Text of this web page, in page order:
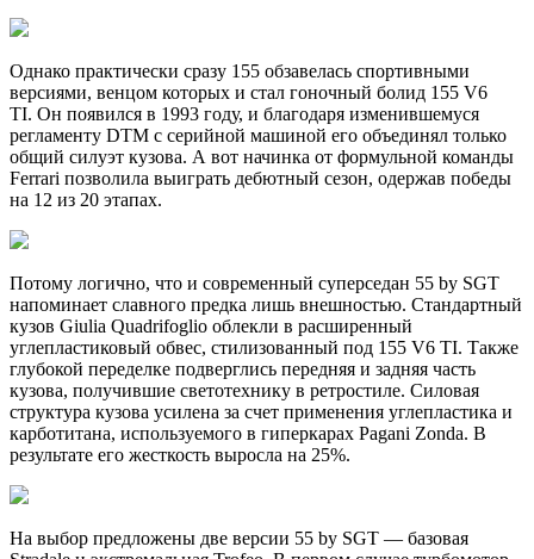
Однако практически сразу 155 обзавелась спортивными
версиями, венцом которых и стал гоночный болид 155 V6
TI. Он появился в 1993 году, и благодаря изменившемуся
регламенту DTM с серийной машиной его объединял только
общий силуэт кузова. А вот начинка от формульной команды
Ferrari позволила выиграть дебютный сезон, одержав победы
на 12 из 20 этапах.
Потому логично, что и современный суперседан 55 by SGT
напоминает славного предка лишь внешностью. Стандартный
кузов Giulia Quadrifoglio облекли в расширенный
углепластиковый обвес, стилизованный под 155 V6 TI. Также
глубокой переделке подверглись передняя и задняя часть
кузова, получившие светотехнику в ретростиле. Силовая
структура кузова усилена за счет применения углепластика и
карботитана, используемого в гиперкарах Pagani Zonda. В
результате его жесткость выросла на 25%.
На выбор предложены две версии 55 by SGT — базовая